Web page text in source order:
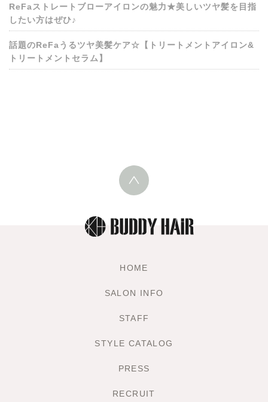
ReFaストレートブローアイロンの魅力★美しいツヤ髪を目指
したい方はぜひ♪
話題のReFaうるツヤ美髪ケア☆【トリートメントアイロン&
トリートメントセラム】
HOME
SALON INFO
STAFF
STYLE CATALOG
PRESS
RECRUIT